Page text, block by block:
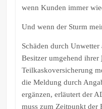
wenn Kunden immer
Und wenn der Sturm
Schäden durch
Besitzer umgehend ihrer
Teilkaskoversicherung
die Meldung durch
ergänzen, erläutert der
muss zum Zeitpunkt der